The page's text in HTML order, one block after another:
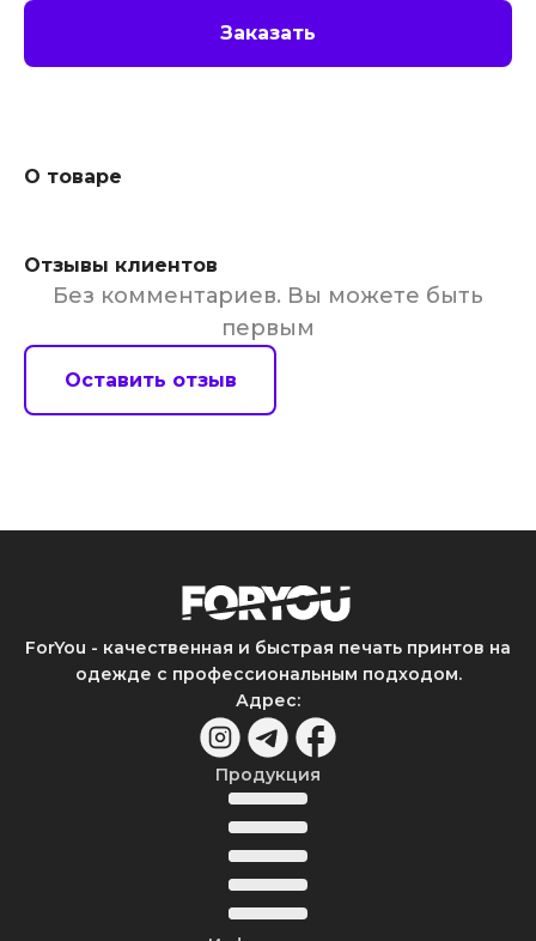
Заказать
О товаре
Отзывы клиентов
Без комментариев. Вы можете быть
первым
Оставить отзыв
ForYou - качественная и быстрая печать принтов на
одежде с профессиональным подходом.
Адрес:
Продукция